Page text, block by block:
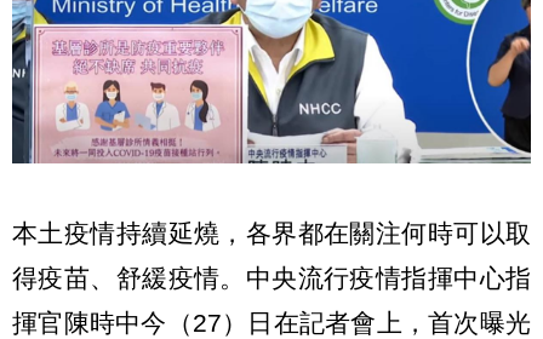
本土疫情持續延燒，各界都在關注何時可以取
得疫苗、舒緩疫情。中央流行疫情指揮中心指
揮官陳時中今（27）日在記者會上，首次曝光